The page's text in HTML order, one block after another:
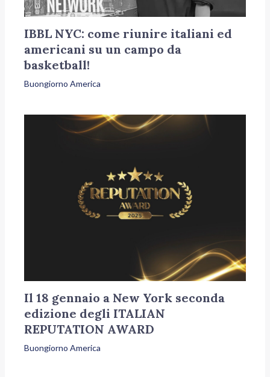
IBBL NYC: come riunire italiani ed
americani su un campo da
basketball!
Buongiorno America
Il 18 gennaio a New York seconda
edizione degli ITALIAN
REPUTATION AWARD
Buongiorno America